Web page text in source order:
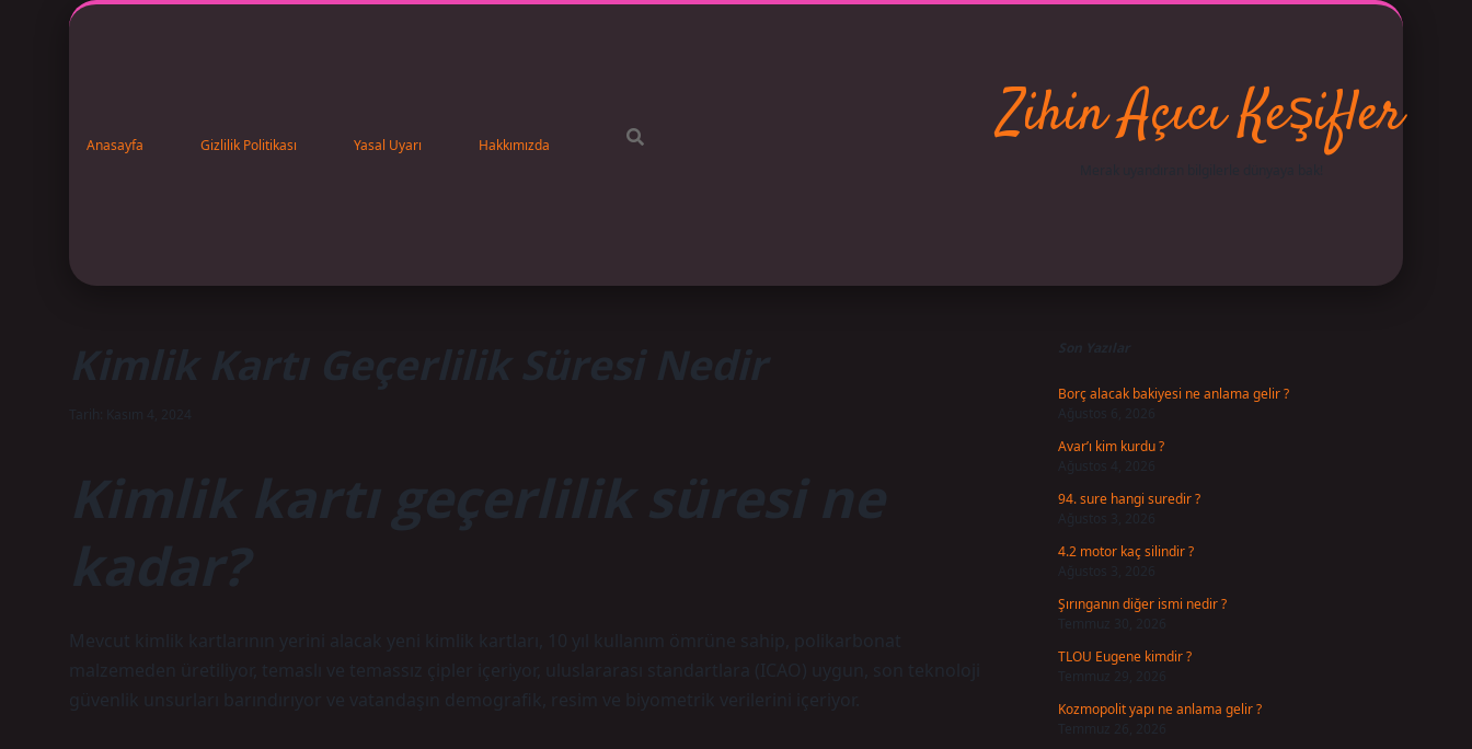
Anasayfa Gizlilik Politikası Yasal Uyarı Hakkımızda Zihin Açıcı Keşifler
Kimlik Kartı Geçerlilik Süresi Nedir
Kimlik kartı geçerlilik süresi ne
kadar?
Mevcut kimlik kartlarının yerini alacak yeni kimlik kartları, 10 yıl kullanım ömrüne sahip, polikarbonat
malzemeden üretiliyor, temaslı ve temassız çipler içeriyor, uluslararası standartlara (ICAO) uygun, son teknoloji
güvenlik unsurları barındırıyor ve vatandaşın demografik, resim ve biyometrik verilerini içeriyor.
Son Yazılar
Borç alacak bakiyesi ne anlama gelir ?
Avar’ı kim kurdu ?
94. sure hangi suredir ?
Ağustos 3, 2026
4.2 motor kaç silindir ?
Ağustos 3, 2026
Şırınganın diğer ismi nedir ?
Temmuz 30, 2026
TLOU Eugene kimdir ?
Kozmopolit yapı ne anlama gelir ?